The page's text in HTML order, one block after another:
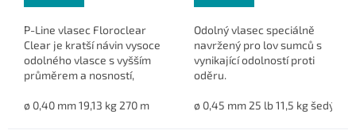
P-Line vlasec Floroclear
Clear je kratší návin vysoce
odolného vlasce s vyšším
průměrem a nosností,
jako šokový vlasec při
ø 0,40 mm 19,13 kg 270 m ø 0,44 mm 22,85 kg 270 m ø 0,50
Odolný vlasec speciálně
navržený pro lov sumců s
vynikající odolností proti
oděru.
ø 0,45 mm 25 lb 11,5 kg šedý